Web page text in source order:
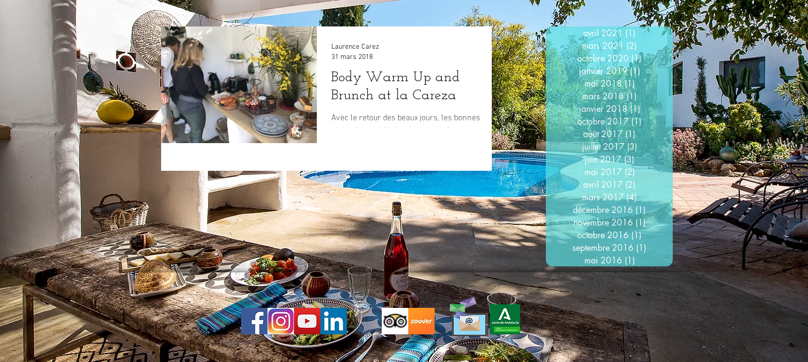
Body Warm Up and
Brunch at la Careza
Avec le retour des beaux jours, les bonnes
résolutions s'affichent sur la roofterrasse de la
Laurence Carez
31 mars 2018
avril 2021 (1) 1 post
mars 2021 (2)
octobre 2020 (1)1 post
janvier 2019 (1)1 post
mai 2018 (1)1 post
mars 2018 (1)1 post
janvier 2018 (1) 1 post
octobre 2017 (1)1 post
août 2017 (1)1 post
juillet 2017 (3)3 posts
juin 2017 (3)3 posts
mai 2017 (2)2 posts
avril 2017 (2)
mars 2017 (4)4 posts
décembre 2016 (1)1 post
novembre 2016 (1)1 post
octobre 2016 (1)1 post
septembre 2016 (1)
mai 2016 (1)